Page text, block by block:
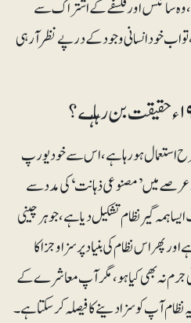
وہ سائنس اور فلسفے کے اشتراک سے
اب خود انسانی وجود کے درپے نظر آرہی
استعمال ہورہا ہے، اس سے خود یورپ
میں ’مصنوعی ذہانت‘ کی مدد سے
گیر نظام تشکیل دیا ہے، جو ہر چینی
اس نظام کی بنیاد پر سزا و جزا کا
جرم نہ بھی کیا ہو، مگر آپ معاشرے کے
آپ کو سزا دینے کا فیصلہ کرسکتا ہے۔